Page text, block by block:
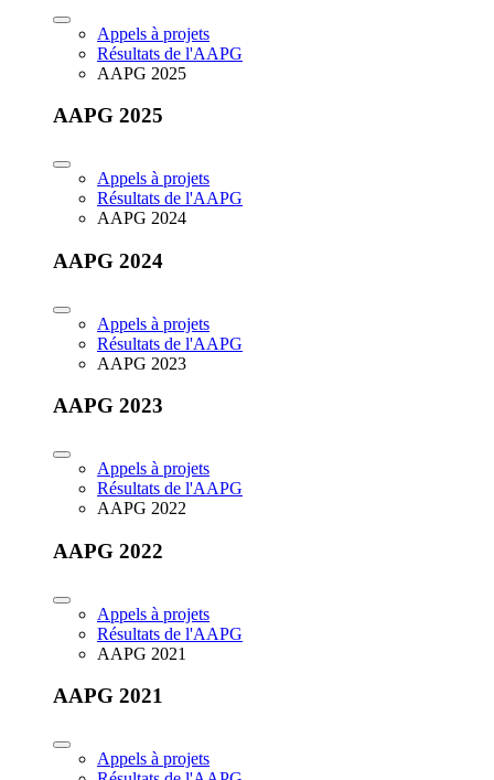
Appels à projets
Résultats de l'AAPG
AAPG 2025
AAPG 2025
Appels à projets
Résultats de l'AAPG
AAPG 2024
AAPG 2024
Appels à projets
Résultats de l'AAPG
AAPG 2023
AAPG 2023
Appels à projets
Résultats de l'AAPG
AAPG 2022
AAPG 2022
Appels à projets
Résultats de l'AAPG
AAPG 2021
AAPG 2021
Appels à projets